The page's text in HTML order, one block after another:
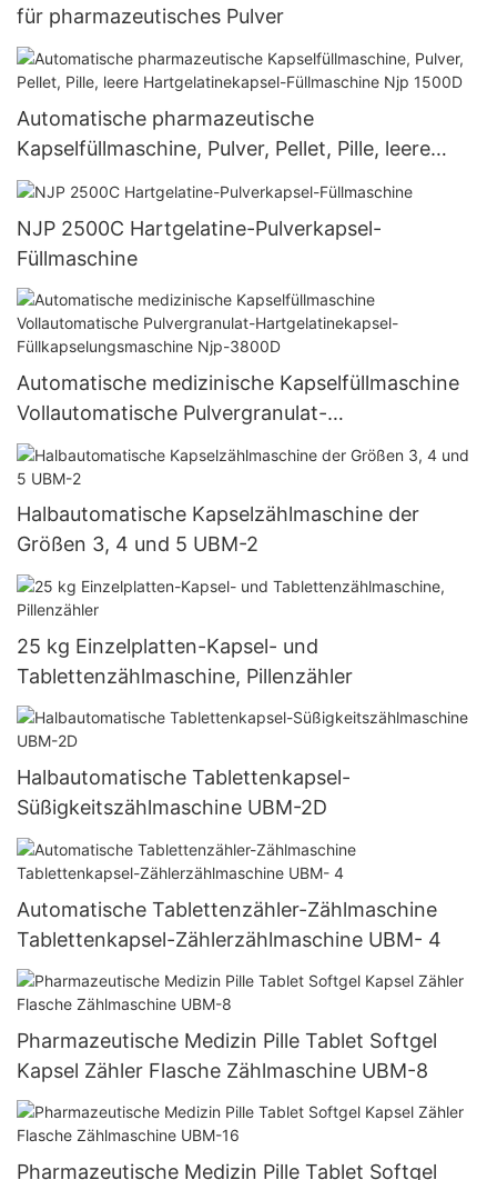
für pharmazeutisches Pulver
Automatische pharmazeutische
Kapselfüllmaschine, Pulver, Pellet, Pille, leere
Hartgelatinekapsel-Füllmaschine Njp 1500D
NJP 2500C Hartgelatine-Pulverkapsel-
Füllmaschine
Automatische medizinische Kapselfüllmaschine
Vollautomatische Pulvergranulat-
Hartgelatinekapsel-Füllkapselungsmaschine Njp-
3800D
Halbautomatische Kapselzählmaschine der
Größen 3, 4 und 5 UBM-2
25 kg Einzelplatten-Kapsel- und
Tablettenzählmaschine, Pillenzähler
Halbautomatische Tablettenkapsel-
Süßigkeitszählmaschine UBM-2D
Automatische Tablettenzähler-Zählmaschine
Tablettenkapsel-Zählerzählmaschine UBM- 4
Pharmazeutische Medizin Pille Tablet Softgel
Kapsel Zähler Flasche Zählmaschine UBM-8
Pharmazeutische Medizin Pille Tablet Softgel